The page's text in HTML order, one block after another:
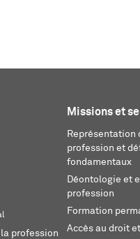
profession
Missions et
Représentation
profession et
fondamentaux
Déontologie et
profession
Formation
Accès au droit